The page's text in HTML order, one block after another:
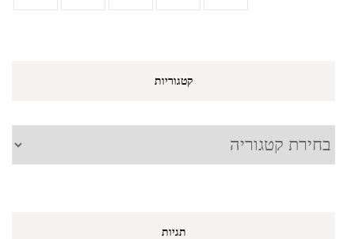
קטגוריות
קטגוריות
תגיות